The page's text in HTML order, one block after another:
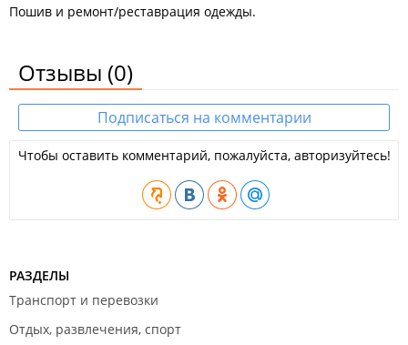
Пошив и ремонт/реставрация одежды.
Отзывы (0)
Подписаться на комментарии
Чтобы оставить комментарий, пожалуйста, авторизуйтесь!
РАЗДЕЛЫ
Транспорт и перевозки
Отдых, развлечения, спорт